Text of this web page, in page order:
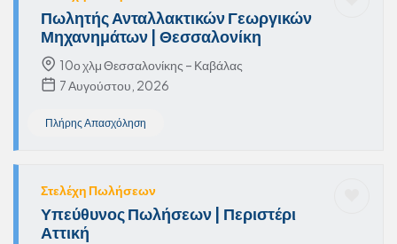
Πωλητής Ανταλλακτικών Γεωργικών
Μηχανημάτων | Θεσσαλονίκη
10ο χλμ Θεσσαλονίκης – Καβάλας
7 Αυγούστου, 2026
Πλήρης Απασχόληση
Στελέχη Πωλήσεων
Υπεύθυνος Πωλήσεων | Περιστέρι
Αττική